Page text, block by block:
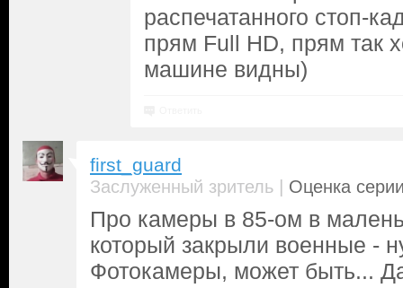
распечатанного стоп-
прям Full HD, прям так
машине видны)
first_guard
Заслуженный зритель | Оценка
Про камеры в 85-ом в
который закрыли военные -
Фотокамеры, может быть...